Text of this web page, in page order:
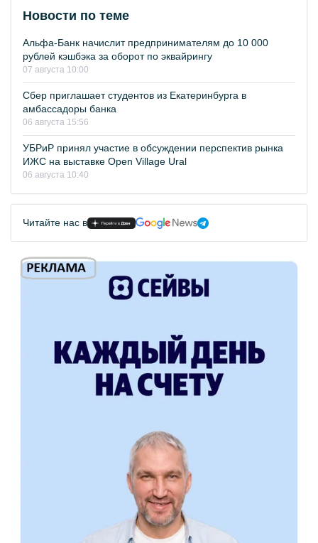
Новости по теме
Альфа-Банк начислит предпринимателям до 10 000
рублей кэшбэка за оборот по эквайрингу
07 августа 10:00
Сбер приглашает студентов из Екатеринбурга в
амбассадоры банка
06 августа 15:56
УБРиР принял участие в обсуждении перспектив рынка
ИЖС на выставке Open Village Ural
06 августа 10:40
Читайте нас в